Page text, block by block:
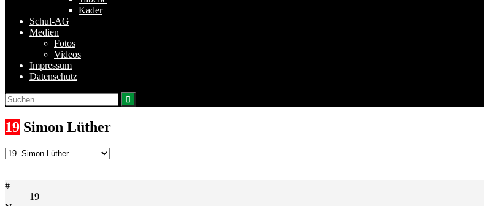
Kader
Schul-AG
Medien
Fotos
Videos
Impressum
Datenschutz
Suchen
nach:
19 Simon Lüther
#
19